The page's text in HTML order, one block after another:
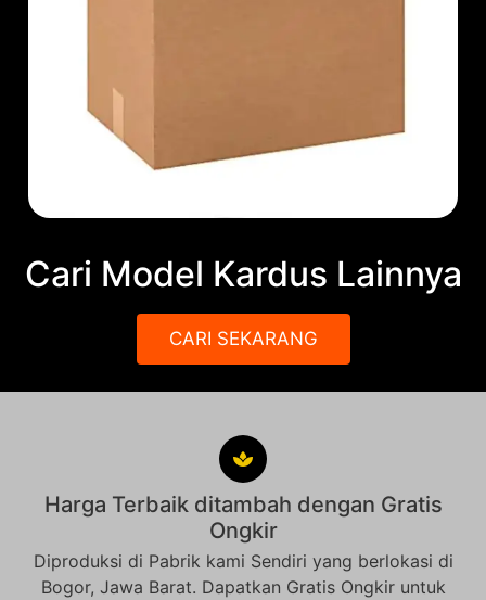
Cari Model Kardus Lainnya
CARI SEKARANG
Harga Terbaik ditambah dengan Gratis
Ongkir
Diproduksi di Pabrik kami Sendiri yang berlokasi di
Bogor, Jawa Barat. Dapatkan Gratis Ongkir untuk